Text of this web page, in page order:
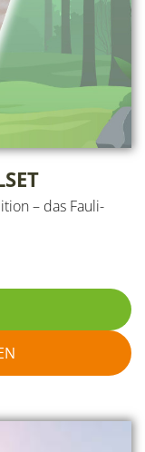
– das Fauli-